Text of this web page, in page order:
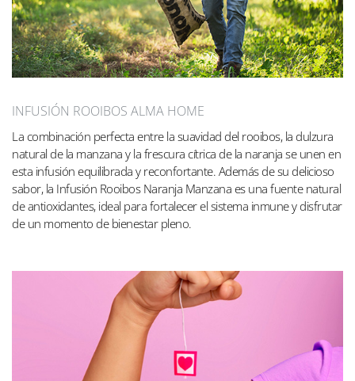
INFUSIÓN ROOIBOS ALMA HOME
La combinación perfecta entre la suavidad del rooibos, la dulzura
natural de la manzana y la frescura cítrica de la naranja se unen en
esta infusión equilibrada y reconfortante. Además de su delicioso
sabor, la Infusión Rooibos Naranja Manzana es una fuente natural
de antioxidantes, ideal para fortalecer el sistema inmune y disfrutar
de un momento de bienestar pleno.